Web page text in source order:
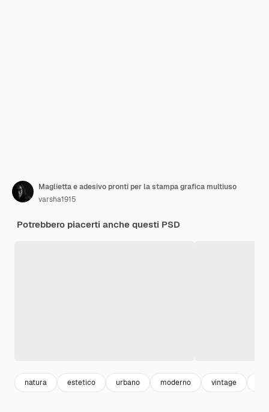
Maglietta e adesivo pronti per la stampa grafica multiuso
varsha1915
Potrebbero piacerti anche questi PSD
natura estetico urbano moderno vintage